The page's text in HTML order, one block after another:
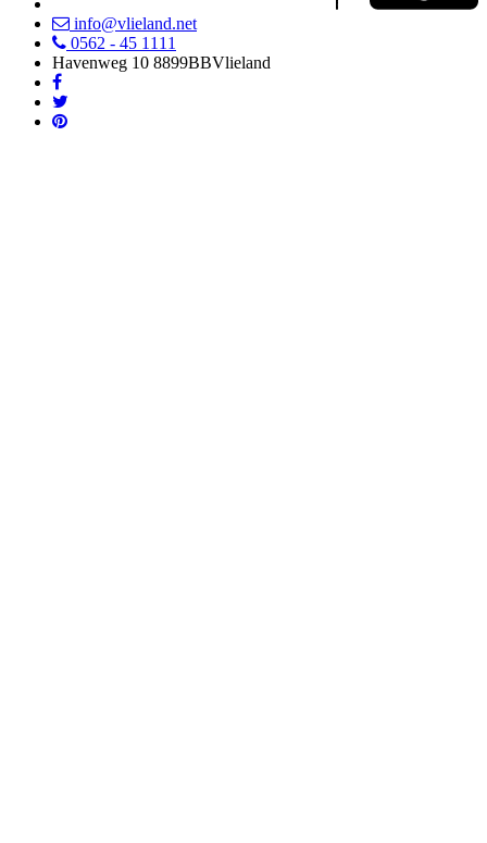
info@vlieland.net
0562 - 45 1111
Havenweg 10 8899BBVlieland